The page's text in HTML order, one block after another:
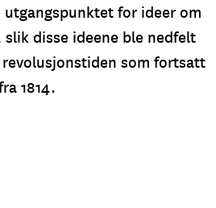
for ideer om
disse ideene ble nedfelt
som fortsatt
1814.